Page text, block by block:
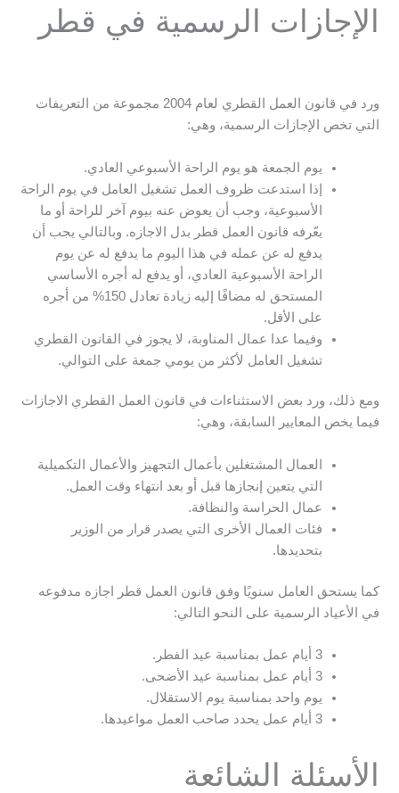
الإجازات الرسمية في قطر
ورد في قانون العمل القطري لعام 2004 مجموعة من التعريفات
التي تخص الإجازات الرسمية، وهي:
يوم الجمعة هو يوم الراحة الأسبوعي العادي.
إذا استدعت ظروف العمل تشغيل العامل في يوم الراحة
الأسبوعية، وجب أن يعوض عنه بيوم آخر للراحة أو ما
يعّرفه قانون العمل قطر بدل الاجازه. وبالتالي يجب أن
يدفع له عن عمله في هذا اليوم ما يدفع له عن يوم
الراحة الأسبوعية العادي، أو يدفع له أجره الأساسي
المستحق له مضافًا إليه زيادة تعادل 150% من أجره
على الأقل.
وفيما عدا عمال المناوبة، لا يجوز في القانون القطري
تشغيل العامل لأكثر من يومي جمعة على التوالي.
ومع ذلك، ورد بعض الاستثناءات في قانون العمل القطري الاجازات
فيما يخص المعايير السابقة، وهي:
العمال المشتغلين بأعمال التجهيز والأعمال التكميلية
التي يتعين إنجازها قبل أو بعد انتهاء وقت العمل.
عمال الحراسة والنظافة.
فئات العمال الأخرى التي يصدر قرار من الوزير
بتحديدها.
كما يستحق العامل سنويًا وفق قانون العمل قطر اجازه مدفوعه
في الأعياد الرسمية على النحو التالي:
3 أيام عمل بمناسبة عيد الفطر.
3 أيام عمل بمناسبة عيد الأضحى.
يوم واحد بمناسبة يوم الاستقلال.
3 أيام عمل يحدد صاحب العمل مواعيدها.
الأسئلة الشائعة